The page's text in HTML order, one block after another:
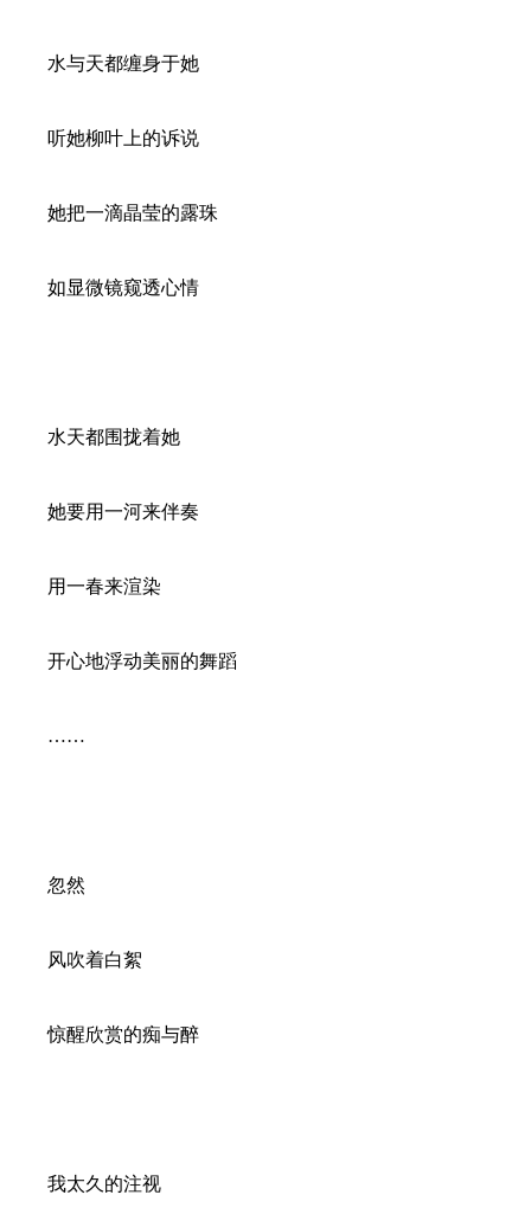
水与天都缠身于她
听她柳叶上的诉说
她把一滴晶莹的露珠
如显微镜窥透心情
水天都围拢着她
她要用一河来伴奏
用一春来渲染
开心地浮动美丽的舞蹈
……
忽然
风吹着白絮
惊醒欣赏的痴与醉
我太久的注视